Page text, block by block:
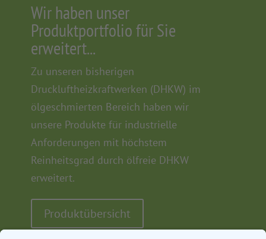
Wir haben unser
Produktportfolio für Sie
erweitert...
Zu unseren bisherigen
Druckluftheizkraftwerken (DHKW) im
ölgeschmierten Bereich haben wir
unsere Produkte für industrielle
Anforderungen mit höchstem
Reinheitsgrad durch ölfreie DHKW
erweitert.
Produktübersicht